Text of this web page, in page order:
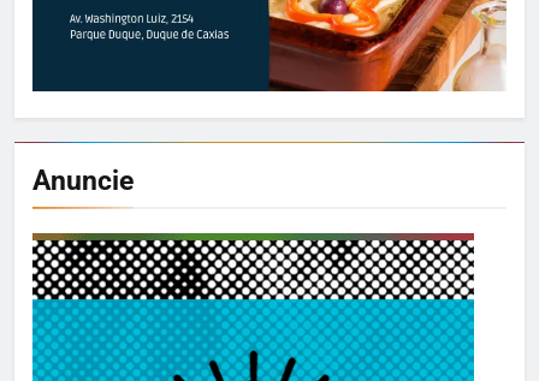
Anuncie